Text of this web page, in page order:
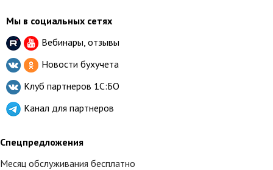
Мы в социальных сетях
Вебинары, отзывы
Новости бухучета
Клуб партнеров 1С:БО
Канал для партнеров
Спецпредложения
Месяц обслуживания бесплатно